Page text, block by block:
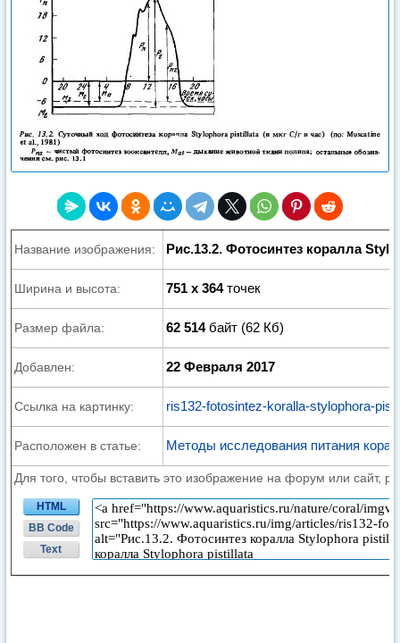
Название изображения: Рис.13.2. Фотосинтез коралла
Ширина и высота: 751 x 364точек
Размер файла: 62 514байт (62 Кб)
Добавлен: 22 Февраля 2017
Ссылка на картинку: ris132-fotosintez-koralla-stylophora-
Расположен в статье: Методы исследования питания
Для того, чтобы вставить это изображение на форум или сайт,
HTML
BB Code
Text